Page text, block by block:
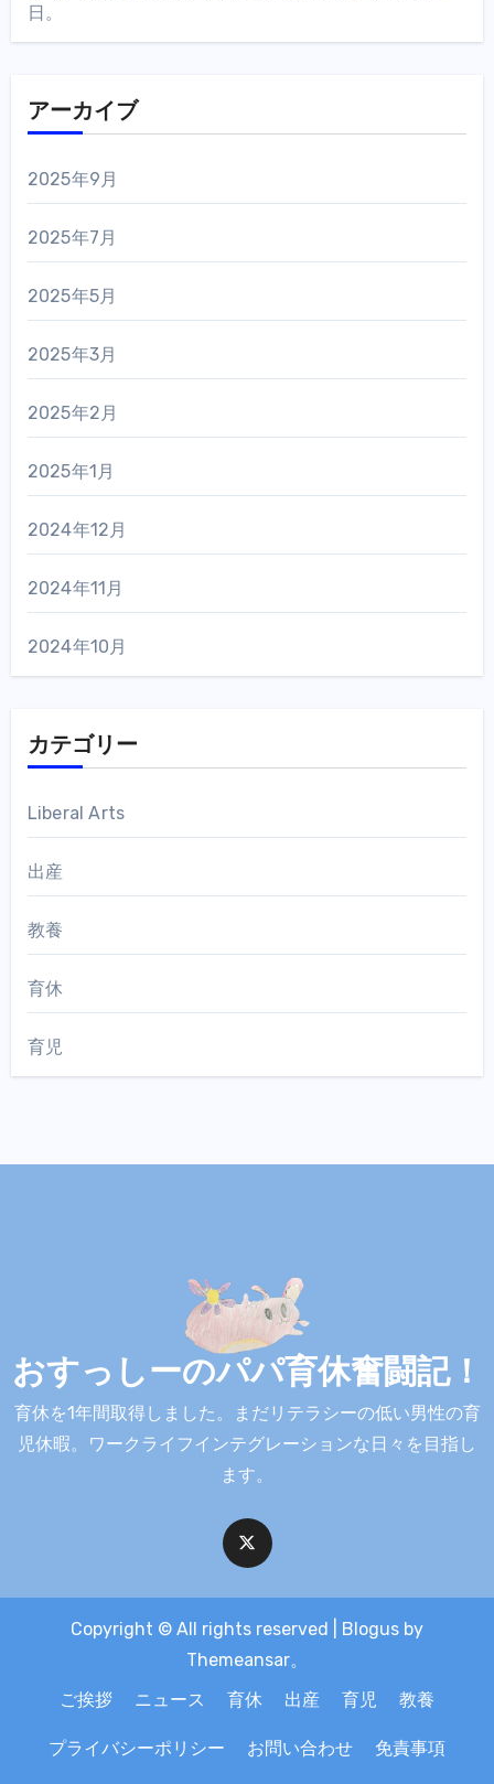
日。
アーカイブ
2025年9月
2025年7月
2025年5月
2025年3月
2025年2月
2025年1月
2024年12月
2024年11月
2024年10月
カテゴリー
Liberal Arts
出産
教養
育休
育児
おすっしーのパパ育休奮闘記！
育休を1年間取得しました。まだリテラシーの低い男性の育
児休暇。ワークライフインテグレーションな日々を目指し
ます。
Copyright © All rights reserved Blogus by
Themeansar。
ご挨拶
ニュース 育休 出産 育児 教養
プライバシーポリシー お問い合わせ 免責事項